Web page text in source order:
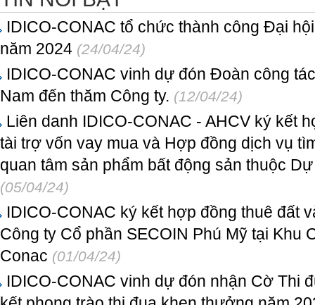
IDICO-CONAC tổ chức thành công Đại
năm 2024 (24/04/24)
IDICO-CONAC vinh dự đón Đoàn công
Nam đến thăm Công ty. (12/04/24)
Liên danh IDICO-CONAC - AHCV ký kết
tài trợ vốn vay mua và Hợp đồng dịch vụ
quan tâm sản phẩm bất động sản thuộc
(05/04/24)
IDICO-CONAC ký kết hợp đồng thuê đất
Công ty Cổ phần SECOIN Phú Mỹ tại Khu
Conac (01/04/24)
IDICO-CONAC vinh dự đón nhận Cờ Thi